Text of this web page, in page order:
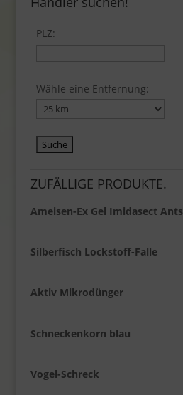
PLZ:
Wähle eine Entfernung:
ZUFÄLLIGE PRODUKTE.
Ameisen-Ex Gel Imidasect Ants
Silberfisch Lockstoff-Falle
Aktiv Mikrodünger
Schneckenkorn blau
Vogel-Schreck